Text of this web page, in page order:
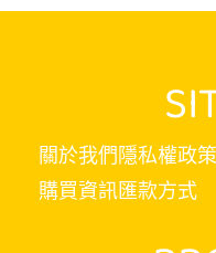
關於我們隱私權政策
購買資訊匯款方式